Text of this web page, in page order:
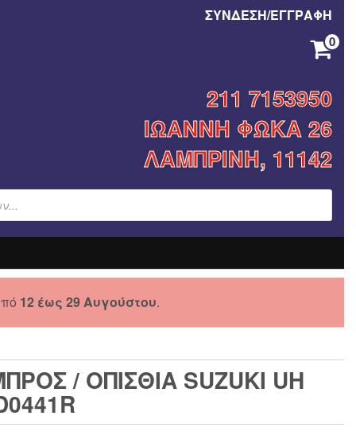
ΣΥΝΔΕΣΗ/ΕΓΓΡΑΦΗ
0
211 7153950
ΙΩΑΝΝΗ ΦΩΚΑ 26
ΛΑΜΠΡΙΝΗ, 11142
12 έως 29 Αυγούστου.
/ ΟΠΙΣΘΙΑ SUZUKI UH